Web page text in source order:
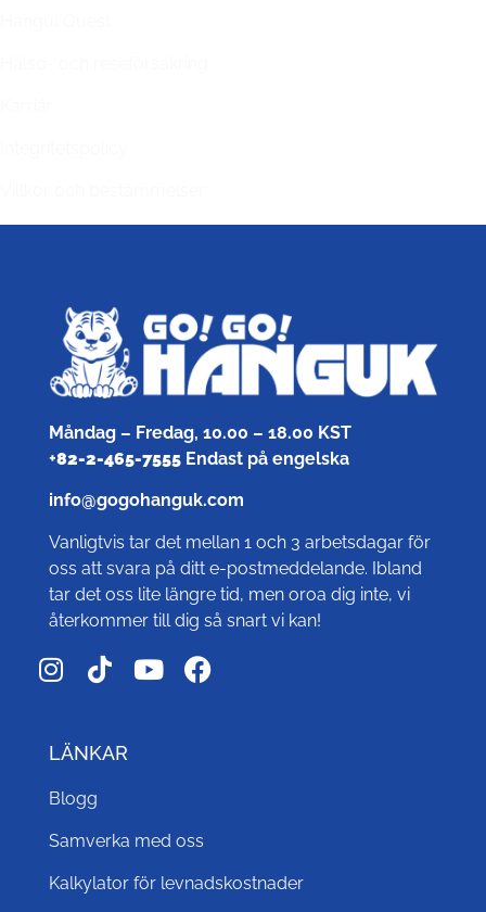
Måndag – Fredag, 10.00 – 18.00 KST
+82-2-465-7555Endast på engelska
info@gogohanguk.com
Vanligtvis tar det mellan 1 och 3 arbetsdagar för
oss att svara på ditt e-postmeddelande. Ibland
tar det oss lite längre tid, men oroa dig inte, vi
återkommer till dig så snart vi kan!
LÄNKAR
Blogg
Samverka med oss
Kalkylator för levnadskostnader